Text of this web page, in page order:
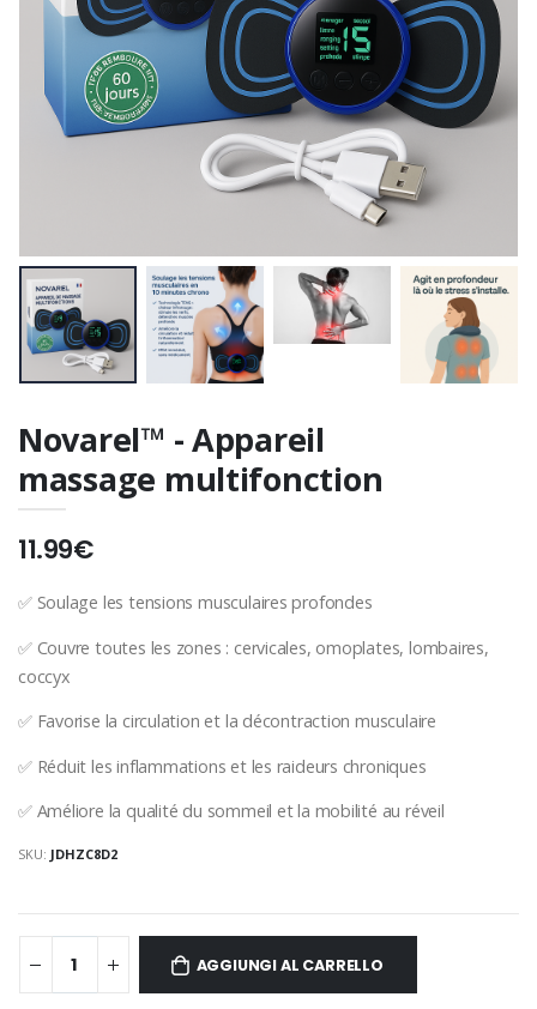
Novarel™ - Appareil
massage multifonction
11.99€
✅ Soulage les tensions musculaires profondes
✅ Couvre toutes les zones : cervicales, omoplates, lombaires,
coccyx
✅ Favorise la circulation et la décontraction musculaire
✅ Réduit les inflammations et les raideurs chroniques
✅ Améliore la qualité du sommeil et la mobilité au réveil
SKU: JDHZC8D2
AGGIUNGI AL CARRELLO